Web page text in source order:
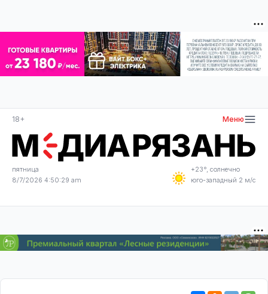
18+ Меню
пятница
8/7/2026 4:50:30 am
+23°, солнечно
юго-западный 2 м/с